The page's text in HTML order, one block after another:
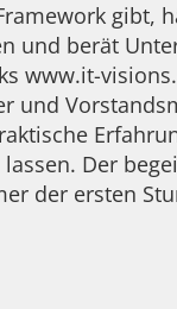
gibt,
und berät
www.it-
und
Der
der ersten